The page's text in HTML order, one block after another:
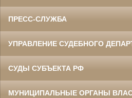
ПРЕСС-СЛУЖБА
УПРАВЛЕНИЕ СУДЕБНОГО
СУДЫ СУБЪЕКТА РФ
МУНИЦИПАЛЬНЫЕ ОРГАНЫ